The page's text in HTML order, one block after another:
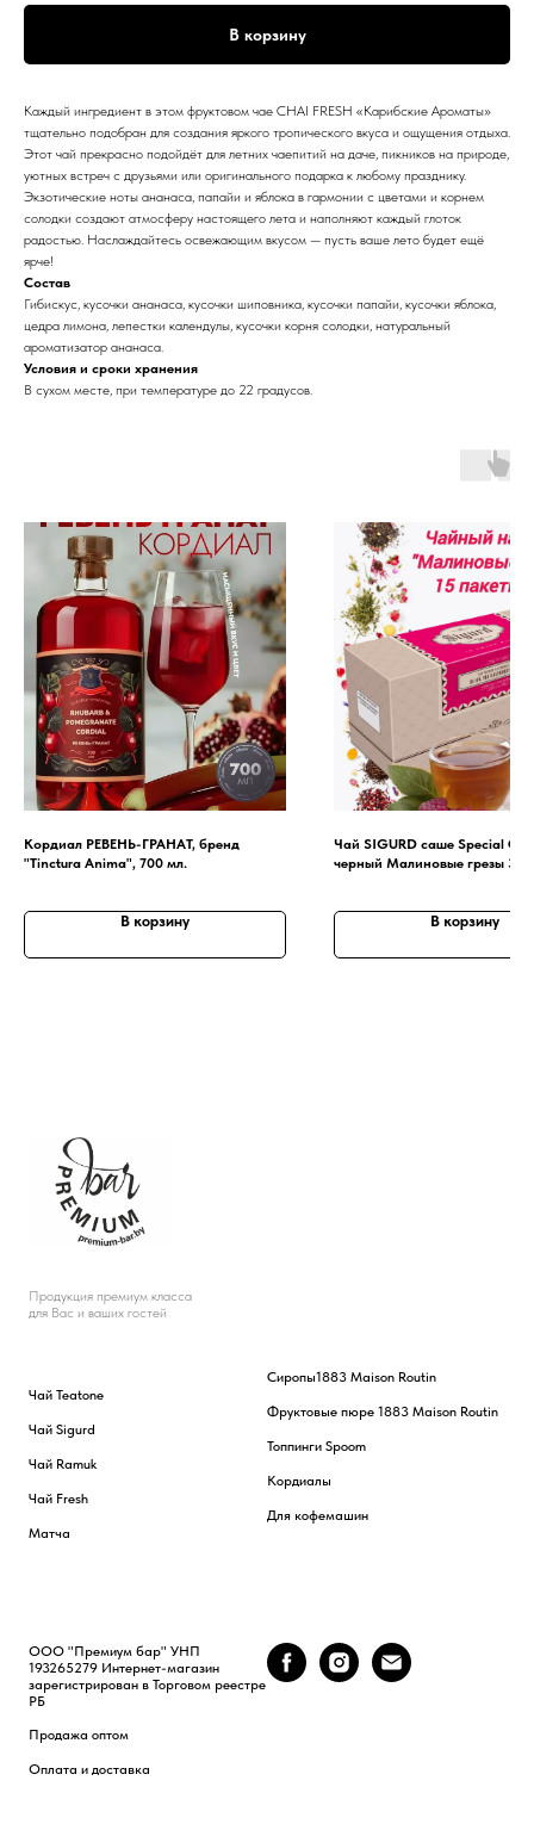
В корзину
Каждый ингредиент в этом фруктовом чае CHAI FRESH «Карибские Ароматы»
тщательно подобран для создания яркого тропического вкуса и ощущения отдыха.
Этот чай прекрасно подойдёт для летних чаепитий на даче, пикников на природе,
уютных встреч с друзьями или оригинального подарка к любому празднику.
Экзотические ноты ананаса, папайи и яблока в гармонии с цветами и корнем
солодки создают атмосферу настоящего лета и наполняют каждый глоток
радостью. Наслаждайтесь освежающим вкусом — пусть ваше лето будет ещё
ярче!
Состав
Гибискус, кусочки ананаса, кусочки шиповника, кусочки папайи, кусочки яблока,
цедра лимона, лепестки календулы, кусочки корня солодки, натуральный
ароматизатор ананаса.
Условия и сроки хранения
В сухом месте, при температуре до 22 градусов.
Кордиал РЕВЕНЬ-ГРАНАТ, бренд
"Tinctura Anima", 700 мл.
В корзину
Чай SIGURD саше Special
черный Малиновые грезы
В корзину
Продукция премиум класса
для Вас и ваших гостей
Чай Teatone
Чай Sigurd
Чай Ramuk
Чай Fresh
Матча
Сиропы1883 Maison Routin
Фруктовые пюре 1883 Maison Routin
Топпинги Spoom
Кордиалы
Для кофемашин
ООО "Премиум бар" УНП
193265279 Интернет-магазин
зарегистрирован в Торговом реестре
РБ
Продажа оптом
Оплата и доставка